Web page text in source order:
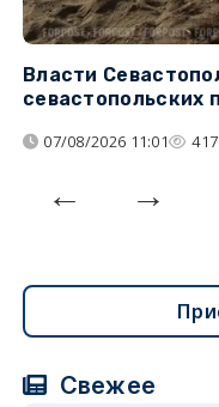
Власти
севастопольских
07/08/2026 11:01
Свежее